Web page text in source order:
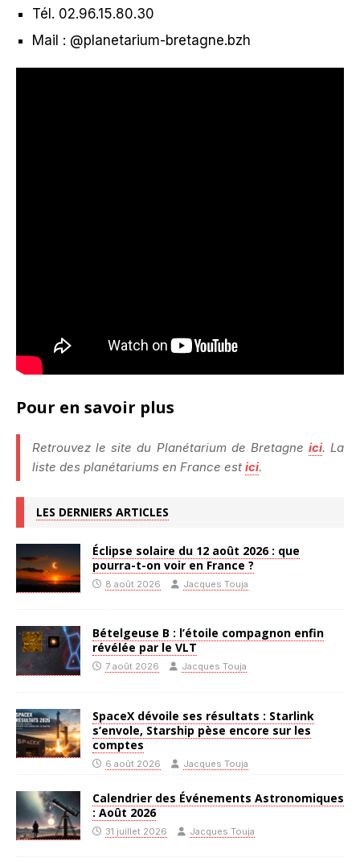
Tél. 02.96.15.80.30
Mail : @planetarium-bretagne.bzh
Pour en savoir plus
Retrouvez le site du Planétarium de Bretagne ici. La
liste des planétariums en France est ici.
LES DERNIERS ARTICLES
Éclipse solaire du 12 août 2026 : que
pourra-t-on voir en France ?
8 août 2026 Jacques Touja
Bételgeuse B : l’étoile compagnon enfin
révélée par le VLT
7 août 2026 Jacques Touja
SpaceX dévoile ses résultats : Starlink
s’envole, Starship pèse encore sur les
comptes
6 août 2026 Jacques Touja
Calendrier des Événements Astronomiques
: Août 2026
31 juillet 2026 Jacques Touja